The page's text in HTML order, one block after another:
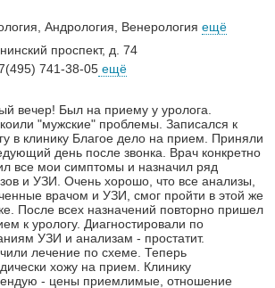
Андрология‎ Венерология‎ ещё
проспект, д. 74
741-38-05 ещё
вечер! Был на приему у уролога.
"мужские" проблемы. Записался к
в клинику Благое дело на прием. Приняли
день после звонка. Врач конкретно
все мои симптомы и назначил ряд
и УЗИ. Очень хорошо, что все анализы,
врачом и УЗИ, смог пройти в этой же
После всех назначений повторно пришел
к урологу. Диагностировали по
УЗИ и анализам - простатит.
лечение по схеме. Теперь
хожу на прием. Клинику
- цены приемлимые, отношение